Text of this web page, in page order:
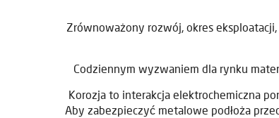
Zrównoważony rozwój, okres
Codziennym wyzwaniem dla rynku
Korozja to interakcja elektrochemiczna
Aby zabezpieczyć metalowe podłoża